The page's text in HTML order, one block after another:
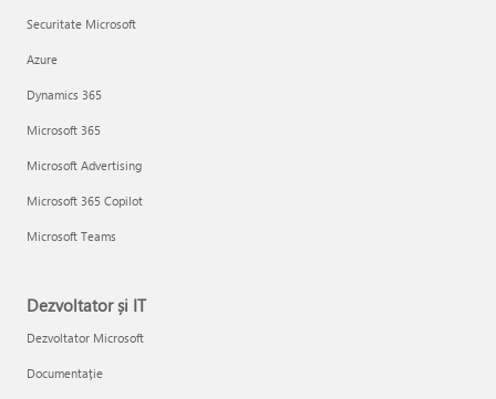
Securitate Microsoft
Azure
Dynamics 365
Microsoft 365
Microsoft Advertising
Microsoft 365 Copilot
Microsoft Teams
Dezvoltator și IT
Dezvoltator Microsoft
Documentație